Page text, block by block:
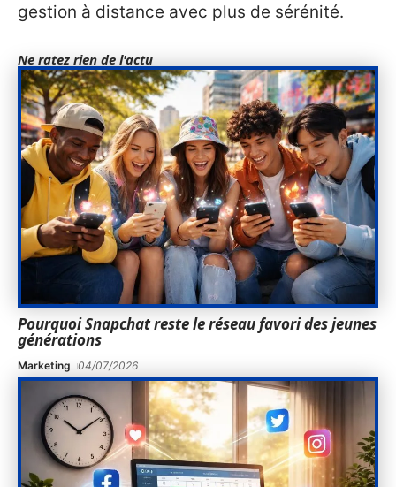
gestion à distance avec plus de sérénité.
Ne ratez rien de l'actu
Pourquoi Snapchat reste le réseau favori des jeunes
générations
Marketing 04/07/2026